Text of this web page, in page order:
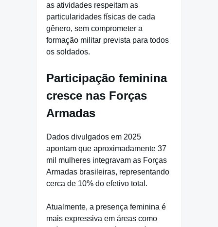
as atividades respeitam as
particularidades físicas de cada
gênero, sem comprometer a
formação militar prevista para todos
os soldados.
Participação feminina
cresce nas Forças
Armadas
Dados divulgados em 2025
apontam que aproximadamente 37
mil mulheres integravam as Forças
Armadas brasileiras, representando
cerca de 10% do efetivo total.
Atualmente, a presença feminina é
mais expressiva em áreas como